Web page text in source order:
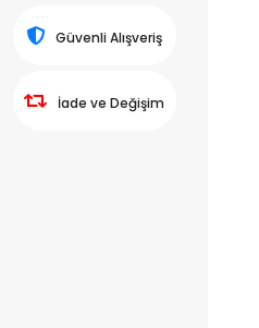
Güvenli Alışveriş
İade ve Değişim